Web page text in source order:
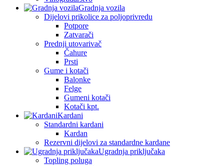
Gradnja vozila
Dijelovi prikolice za poljoprivredu
Potpore
Zatvarači
Prednji utovarivač
Čahure
Prsti
Gume i kotači
Balonke
Felge
Gumeni kotači
Kotači kpt.
Kardani
Standardni kardani
Kardan
Rezervni dijelovi za standardne kardane
Ugradnja priključaka
Topling poluga